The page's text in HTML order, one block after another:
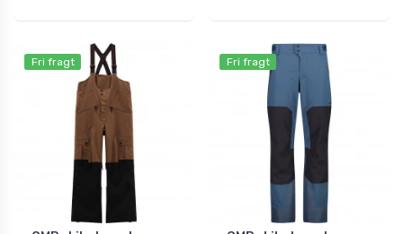
Fri fragt Fri fragt